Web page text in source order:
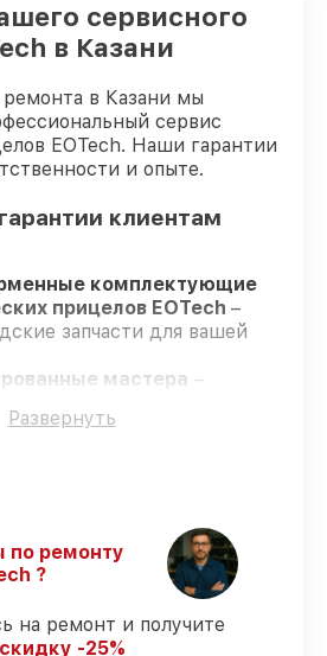
сервисного
в Казани
в Казани мы
сервис
EOTech. Наши гарантии
и опыте.
клиентам
комплектующие
прицелов EOTech –
запчасти для вашей
мастера –
высокий уровень сервиса.
оптических прицелов
официальное
Развернуть
по ремонту
?
на ремонт и получите
скидку -25%